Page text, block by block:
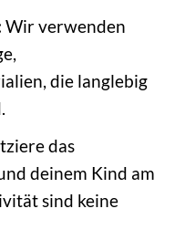
Wir verwenden
die langlebig
das
deinem Kind am
sind keine